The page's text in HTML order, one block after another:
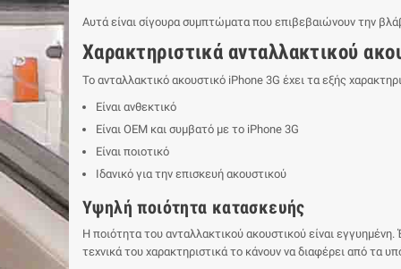
Αυτά είναι σίγουρα συμπτώματα που επιβεβαιώνουν την
Χαρακτηριστικά ανταλλακτικού
Το ανταλλακτικό ακουστικό iPhone 3G έχει τα εξής
Είναι ανθεκτικό
Είναι ΟΕΜ και συμβατό με το iPhone 3G
Είναι ποιοτικό
Ιδανικό για την επισκευή ακουστικού
Υψηλή ποιότητα κατασκευής
Η ποιότητα του ανταλλακτικού ακουστικού είναι
τεχνικά του χαρακτηριστικά το κάνουν να διαφέρει από τα